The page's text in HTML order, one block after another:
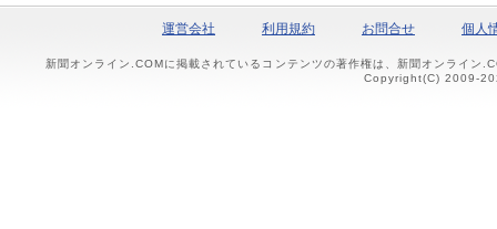
運営会社 利用規約 お問合せ 個人
新聞オンライン.COMに掲載されているコンテンツの著作権は、新聞オンライン
Copyright(C) 2009-